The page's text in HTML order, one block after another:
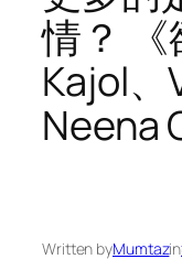
情？ 《
Kajol、
Neena
Written byMumtazin